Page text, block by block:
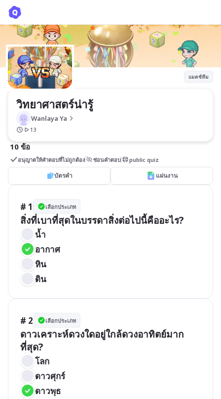
แมตช์ทีม
วิทยาศาสตร์น่ารู้
Wanlaya Ya
13
10 ข้อ
อนุญาตให้คำตอบที่ไม่ถูกต้อง ซ่อนคำตอบ public quiz
บัตรคำ แผ่นงาน
# 1 เลือกประเภท
สิ่งที่เบาที่สุดในบรรดาสิ่งต่อไปนี้คืออะไร?
น้ำ
อากาศ
หิน
ดิน
# 2 เลือกประเภท
ดาวเคราะห์ดวงใดอยู่ใกล้ดวงอาทิตย์มาก
ที่สุด?
โลก
ดาวศุกร์
ดาวพุธ